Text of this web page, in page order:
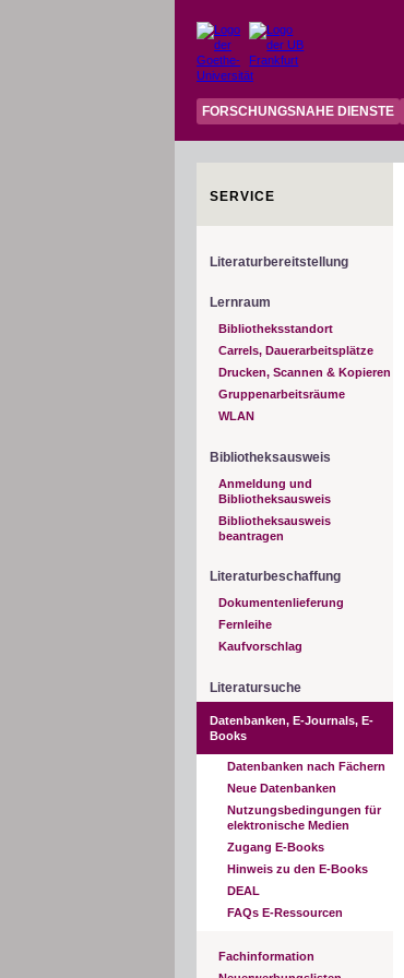
FORSCHUNGSNAHE DIENSTE
SERVICE
Literaturbereitstellung
Lernraum
Bibliotheksstandort
Carrels, Dauerarbeitsplätze
Drucken, Scannen & Kopieren
Gruppenarbeitsräume
WLAN
Bibliotheksausweis
Anmeldung und
Bibliotheksausweis
Bibliotheksausweis
beantragen
Literaturbeschaffung
Dokumentenlieferung
Fernleihe
Kaufvorschlag
Literatursuche
Datenbanken, E-Journals, E-
Books
Datenbanken nach Fächern
Neue Datenbanken
Nutzungsbedingungen für
elektronische Medien
Zugang E-Books
Hinweis zu den E-Books
DEAL
FAQs E-Ressourcen
Fachinformation